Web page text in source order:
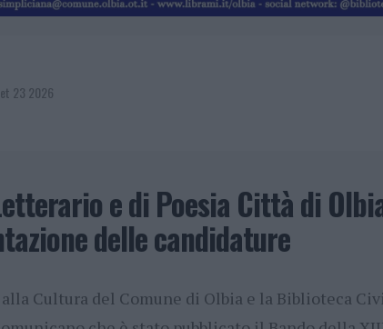
23 2026
e di Poesia Città di
delle candidature
alla Cultura del Comune di Olbia e la Biblioteca